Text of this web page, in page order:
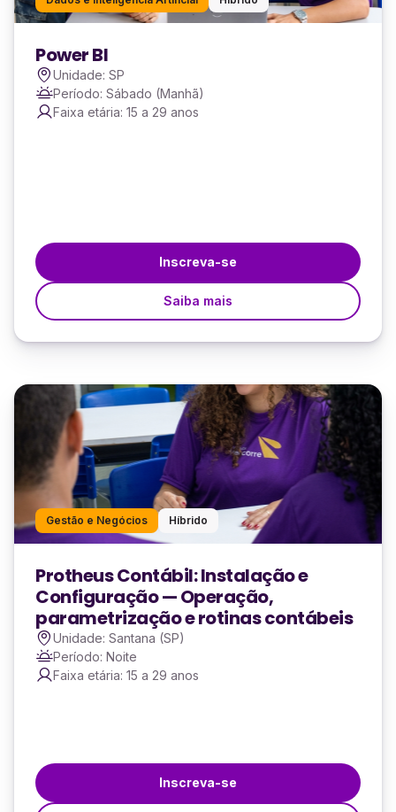
Power BI
Unidade: SP
Período: Sábado (Manhã)
Faixa etária: 15 a 29 anos
Inscreva-se
Saiba mais
Gestão e Negócios Híbrido
Protheus Contábil: Instalação e
Configuração — Operação,
parametrização e rotinas contábeis
Unidade: Santana (SP)
Período: Noite
Faixa etária: 15 a 29 anos
Inscreva-se